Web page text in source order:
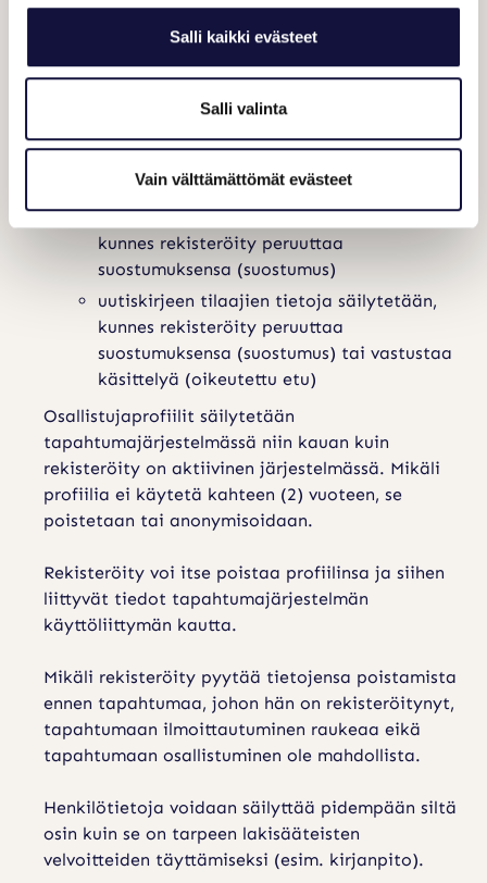
Salli kaikki evästeet
Salli valinta
Vain välttämättömät evästeet
jälkeen, mukaan lukien kuluttaja- ja
yritysasiakkaat (sopimus / oikeutettu etu)
markkinointitarkoituksiin asiakassuhteen
viimeisestä kontaktista, ellei rekisteröity
vastusta käsittelyä (oikeutettu etu) tai
kunnes rekisteröity peruuttaa
suostumuksensa (suostumus)
uutiskirjeen tilaajien tietoja säilytetään,
kunnes rekisteröity peruuttaa
suostumuksensa (suostumus) tai vastustaa
käsittelyä (oikeutettu etu)
Osallistujaprofiilit säilytetään
tapahtumajärjestelmässä niin kauan kuin
rekisteröity on aktiivinen järjestelmässä. Mikäli
profiilia ei käytetä kahteen (2) vuoteen, se
poistetaan tai anonymisoidaan.
Rekisteröity voi itse poistaa profiilinsa ja siihen
liittyvät tiedot tapahtumajärjestelmän
käyttöliittymän kautta.
Mikäli rekisteröity pyytää tietojensa poistamista
ennen tapahtumaa, johon hän on rekisteröitynyt,
tapahtumaan ilmoittautuminen raukeaa eikä
tapahtumaan osallistuminen ole mahdollista.
Henkilötietoja voidaan säilyttää pidempään siltä
osin kuin se on tarpeen lakisääteisten
velvoitteiden täyttämiseksi (esim. kirjanpito).